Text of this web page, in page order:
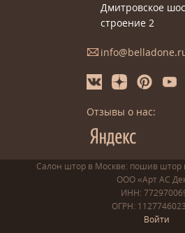
Дмитровское
строение 2
Отзывы о нас:
Салон штор в Москве: пошив штор
ООО «Арт АС
ИНН:
ОГРН:
Войти